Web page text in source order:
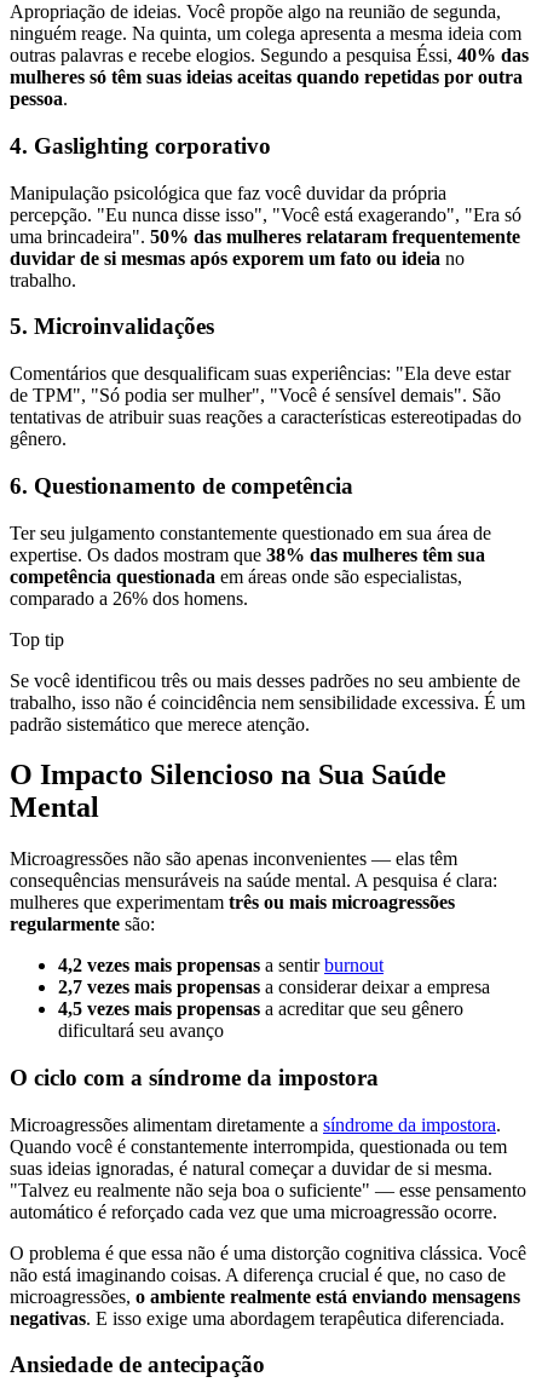
Apropriação de ideias. Você propõe algo na reunião de segunda,
ninguém reage. Na quinta, um colega apresenta a mesma ideia com
outras palavras e recebe elogios. Segundo a pesquisa Éssi, 40% das
mulheres só têm suas ideias aceitas quando repetidas por outra
pessoa.
4. Gaslighting corporativo
Manipulação psicológica que faz você duvidar da própria
percepção. "Eu nunca disse isso", "Você está exagerando", "Era só
uma brincadeira". 50% das mulheres relataram frequentemente
duvidar de si mesmas após exporem um fato ou ideia no
trabalho.
5. Microinvalidações
Comentários que desqualificam suas experiências: "Ela deve estar
de TPM", "Só podia ser mulher", "Você é sensível demais". São
tentativas de atribuir suas reações a características estereotipadas do
gênero.
6. Questionamento de competência
Ter seu julgamento constantemente questionado em sua área de
expertise. Os dados mostram que 38% das mulheres têm sua
competência questionada em áreas onde são especialistas,
comparado a 26% dos homens.
Top tip
Se você identificou três ou mais desses padrões no seu ambiente de
trabalho, isso não é coincidência nem sensibilidade excessiva. É um
padrão sistemático que merece atenção.
O Impacto Silencioso na Sua Saúde
Mental
Microagressões não são apenas inconvenientes — elas têm
consequências mensuráveis na saúde mental. A pesquisa é clara:
mulheres que experimentam três ou mais microagressões
regularmente são:
4,2 vezes mais propensas a sentirburnout
2,7 vezes mais propensas a considerar deixar a empresa
4,5 vezes mais propensas a acreditar que seu gênero
dificultará seu avanço
O ciclo com a síndrome da impostora
Microagressões alimentam diretamente a síndrome da impostora.
Quando você é constantemente interrompida, questionada ou tem
suas ideias ignoradas, é natural começar a duvidar de si mesma.
"Talvez eu realmente não seja boa o suficiente" — esse pensamento
automático é reforçado cada vez que uma microagressão ocorre.
O problema é que essa não é uma distorção cognitiva clássica. Você
não está imaginando coisas. A diferença crucial é que, no caso de
microagressões, o ambiente realmente está enviando mensagens
negativas. E isso exige uma abordagem terapêutica diferenciada.
Ansiedade de antecipação